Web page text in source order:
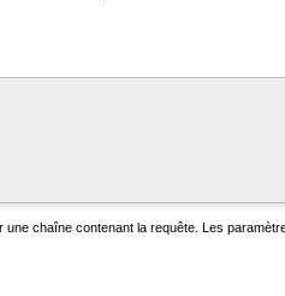
chaîne contenant la requête. Les